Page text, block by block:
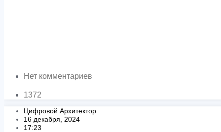
Нет комментариев
1372
Цифровой Архитектор
16 декабря, 2024
17:23